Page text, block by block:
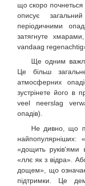
що скоро
описує
періодичними
затягнуте
vandaag
Ще одним
Це більш
атмосферних
зустрінете його в
veel neerslag
опадів).
Не дивно, що
найпопулярніших:
«дощить
«ллє як з відра».
дощем», що
підтримки. Це